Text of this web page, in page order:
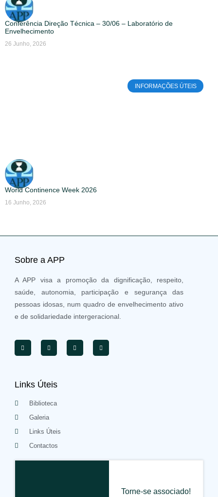
Conferência Direção Técnica – 30/06 – Laboratório de
Envelhecimento
26 Junho, 2026
INFORMAÇÕES ÚTEIS
World Continence Week 2026
16 Junho, 2026
Sobre a APP
A APP visa a promoção da dignificação, respeito,
saúde, autonomia, participação e segurança das
pessoas idosas, num quadro de envelhecimento ativo
e de solidariedade intergeracional.
Links Úteis
Biblioteca
Galeria
Links Úteis
Contactos
Torne-se associado!